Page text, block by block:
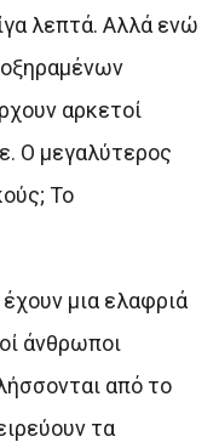
λεπτά. Αλλά ενώ
αρκετοί
Ο μεγαλύτερος
Το
μια ελαφριά
άνθρωποι
από το
τα